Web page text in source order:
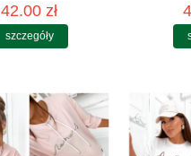
42.00 zł
szczegóły